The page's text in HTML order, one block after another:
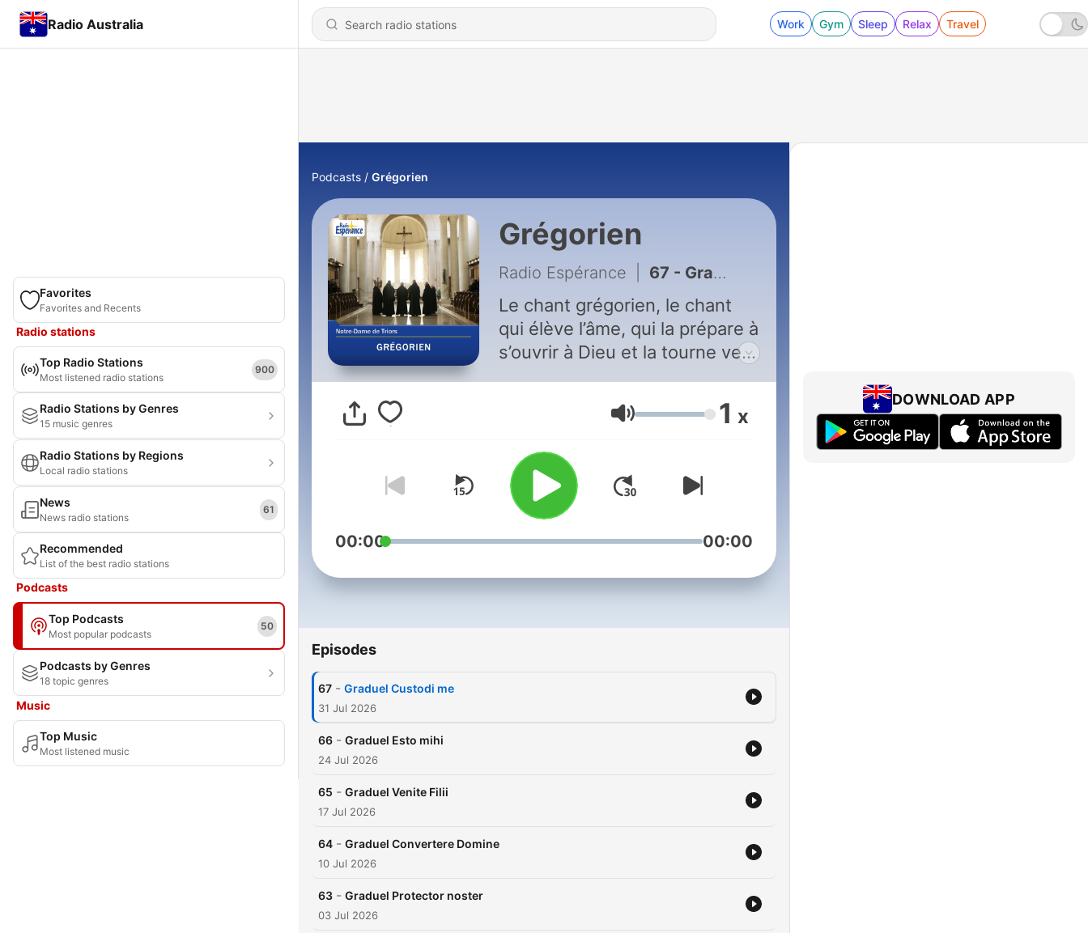
Radio Australia Work Gym Sleep Relax Travel
Favorites
Favorites and Recents
Radio stations
Top Radio Stations
Most listened radio stations
900
Radio Stations by Genres
15 music genres
Radio Stations by Regions
Local radio stations
News
News radio stations
61
Recommended
List of the best radio stations
Podcasts
Top Podcasts
Most popular podcasts
50
Podcasts by Genres
18 topic genres
Music
Top Music
Most listened music
Podcasts Grégorien
Grégorien
Radio Espérance 67 - Graduel Custodi me
Le chant grégorien, le chant
qui élève l’âme, qui la prépare à
s’ouvrir à Dieu et la tourne vers
grégorien est le chant de
l’unité, il réalise la fusion des
semaine un père bénédictin de
l'Abbaye Notre-Dame de Triors
propose un commentaire
spirituel et musical d'une pièce
liturgique latin. Une émission
Radio Espérance le vendredi à
Volume 1 x
00:00 00:00
Episodes
67 - Graduel Custodi me
31 Jul 2026
66 - Graduel Esto mihi
24 Jul 2026
65 - Graduel Venite Filii
17 Jul 2026
64 - Graduel Convertere Domine
10 Jul 2026
63 - Graduel Protector noster
03 Jul 2026
DOWNLOAD APP